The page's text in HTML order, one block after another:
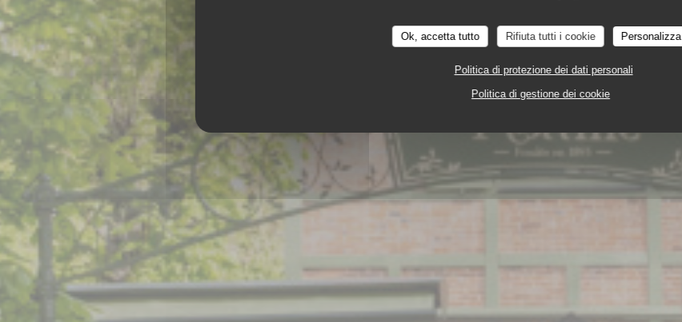
Ok, accetta tutto Rifiuta tutti i cookie Personalizza
Politica di protezione dei dati personali
Politica di gestione dei cookie